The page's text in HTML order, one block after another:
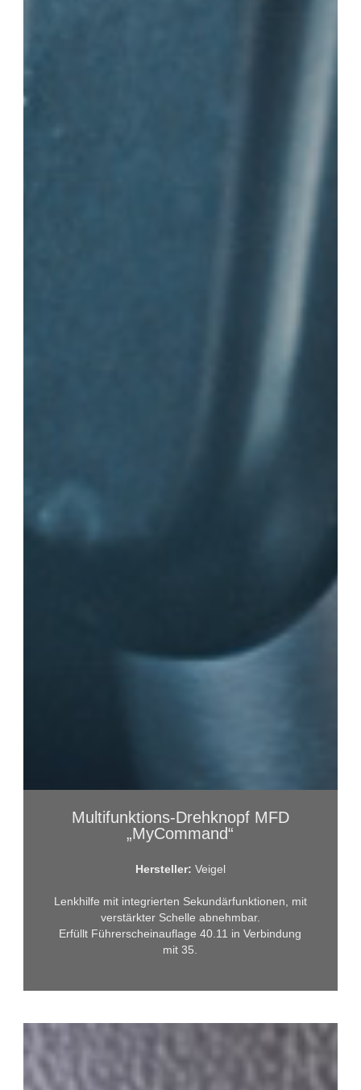
Multifunktions-Drehknopf MFD
„MyCommand“
Hersteller: Veigel
Lenkhilfe mit integrierten Sekundärfunktionen, mit
verstärkter Schelle abnehmbar.
Erfüllt Führerscheinauflage 40.11 in Verbindung
mit 35.